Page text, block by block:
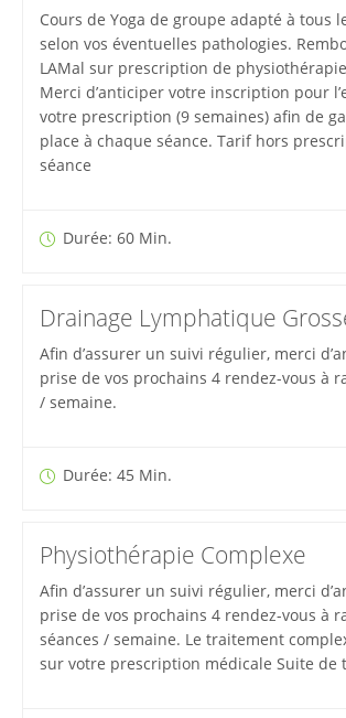
Cours de Yoga de groupe adapté à tous
selon vos éventuelles pathologies.
LAMal sur prescription de
Merci d’anticiper votre inscription pour
votre prescription (9 semaines) afin de
place à chaque séance. Tarif hors
séance
Durée: 60 Min.
Drainage Lymphatique
Afin d’assurer un suivi régulier, merci
prise de vos prochains 4 rendez-vous à
/ semaine.
Durée: 45 Min.
Physiothérapie Complexe
Afin d’assurer un suivi régulier, merci
prise de vos prochains 4 rendez-vous à
séances / semaine. Le traitement
sur votre prescription médicale Suite de